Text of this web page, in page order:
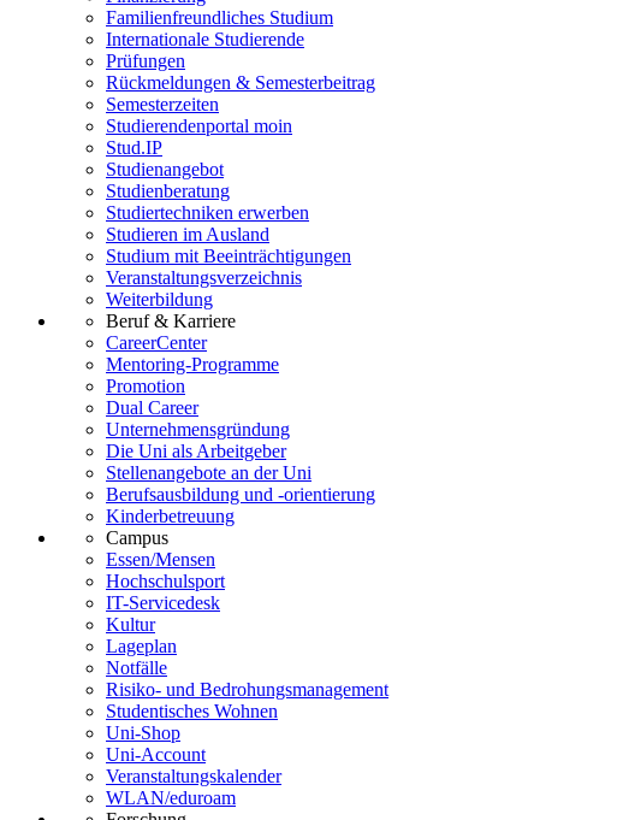
Familienfreundliches Studium
Internationale Studierende
Prüfungen
Rückmeldungen & Semesterbeitrag
Semesterzeiten
Studierendenportal moin
Stud.IP
Studienangebot
Studienberatung
Studiertechniken erwerben
Studieren im Ausland
Studium mit Beeinträchtigungen
Veranstaltungsverzeichnis
Weiterbildung
Beruf & Karriere
CareerCenter
Mentoring-Programme
Promotion
Dual Career
Unternehmensgründung
Die Uni als Arbeitgeber
Stellenangebote an der Uni
Berufsausbildung und -orientierung
Kinderbetreuung
Campus
Essen/Mensen
Hochschulsport
IT-Servicedesk
Kultur
Lageplan
Notfälle
Risiko- und Bedrohungsmanagement
Studentisches Wohnen
Uni-Shop
Uni-Account
Veranstaltungskalender
WLAN/eduroam